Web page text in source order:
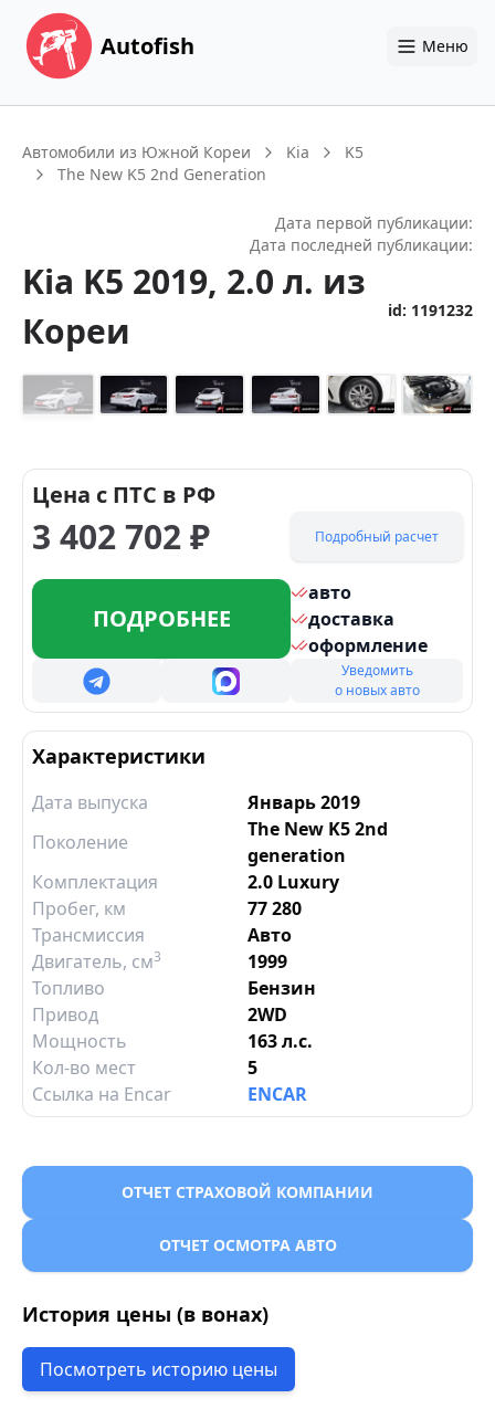
Autofish Меню
Автомобили из Южной Кореи Kia
K5
The New K5 2nd Generation
Дата первой публикации:
Дата последней публикации:
Kia K5 2019, 2.0 л. из
Кореи
id: 1191232
Цена с ПТС в РФ
3 402 702₽ Подробный расчет
ПОДРОБНЕЕ
авто
доставка
оформление
Уведомить
о новых авто
Характеристики
Дата выпуска
Январь 2019
Поколение
The New K5 2nd
generation
Комплектация
2.0 Luxury
Пробег, км
77 280
Трансмиссия
Авто
Двигатель, см3
1999
Топливо
Бензин
Привод
2WD
Мощность
163 л.с.
Кол-во мест
5
Ссылка на Encar
ENCAR
ОТЧЕТ СТРАХОВОЙ КОМПАНИИ
ОТЧЕТ ОСМОТРА АВТО
История цены (в вонах)
Посмотреть историю цены